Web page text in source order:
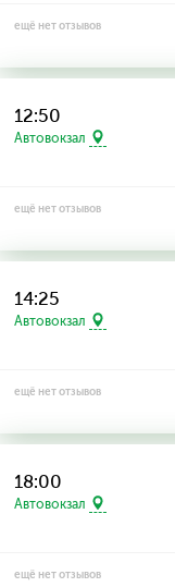
ещё нет отзывов
12:50
Автовокзал
ещё нет отзывов
14:25
Автовокзал
ещё нет отзывов
18:00
Автовокзал
ещё нет отзывов